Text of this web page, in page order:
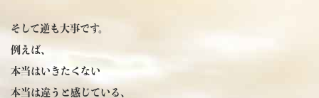
そして逆も大事です。
例えば、
本当はいきたくない
本当は違うと感じている、